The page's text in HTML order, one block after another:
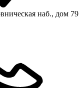
наб., дом 79